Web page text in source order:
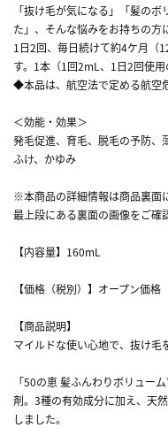
「抜け毛が気になる」「髪の
た」、そんな悩みをお持ちの方
1日2回、毎日続けて約4ケ月（
す。1本（1回2mL、1日2回使用
◆本品は、航空法で定める航空
＜効能・効果＞
発毛促進、育毛、脱毛の予防、
ふけ、かゆみ
※本商品の詳細情報は商品裏面
最上段にある裏面の画像をご確
【内容量】160mL
【価格（税別）】オープン価格
【商品説明】
マイルドな使い心地で、抜け毛
「50の恵 髪ふんわりボリュー
剤。3種の有効成分に加え、天
しました。